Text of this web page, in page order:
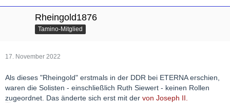
Rheingold1876
Tamino-Mitglied
17. November 2022
Als dieses "Rheingold" erstmals in der DDR bei ETERNA erschien,
waren die Solisten - einschließlich Ruth Siewert - keinen Rollen
zugeordnet. Das änderte sich erst mit der von Joseph II.